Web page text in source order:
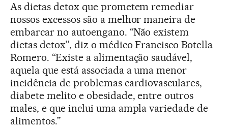
As dietas detox que prometem remediar
nossos excessos são a melhor maneira de
embarcar no autoengano. “Não existem
dietas detox”, diz o médico Francisco Botella
Romero. “Existe a alimentação saudável,
aquela que está associada a uma menor
incidência de problemas cardiovasculares,
diabete melito e obesidade, entre outros
males, e que inclui uma ampla variedade de
alimentos.”